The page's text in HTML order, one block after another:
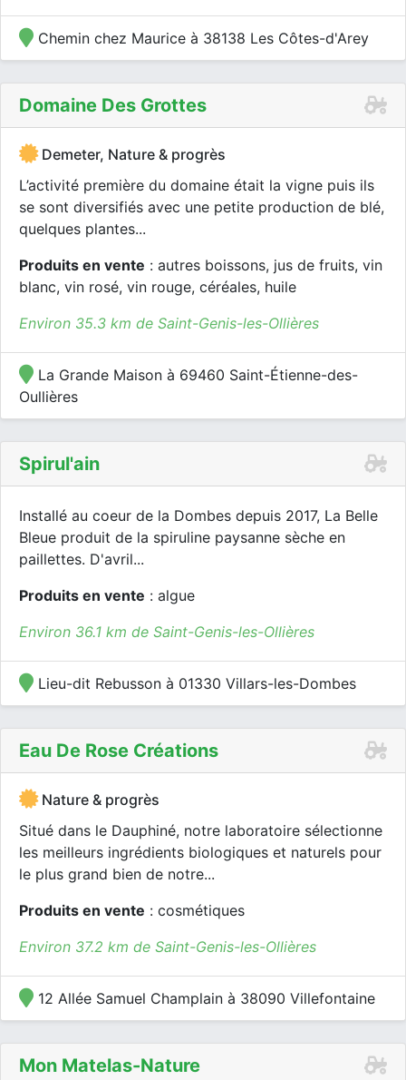
Chemin chez Maurice à 38138 Les Côtes-d'Arey
Domaine Des Grottes
Demeter, Nature & progrès
L’activité première du domaine était la vigne puis ils
se sont diversifiés avec une petite production de blé,
quelques plantes...
Produits en vente : autres boissons, jus de fruits, vin
blanc, vin rosé, vin rouge, céréales, huile
Environ 35.3 km de Saint-Genis-les-Ollières
La Grande Maison à 69460 Saint-Étienne-des-
Oullières
Spirul'ain
Installé au coeur de la Dombes depuis 2017, La Belle
Bleue produit de la spiruline paysanne sèche en
paillettes. D'avril...
Produits en vente : algue
Environ 36.1 km de Saint-Genis-les-Ollières
Lieu-dit Rebusson à 01330 Villars-les-Dombes
Eau De Rose Créations
Nature & progrès
Situé dans le Dauphiné, notre laboratoire sélectionne
les meilleurs ingrédients biologiques et naturels pour
le plus grand bien de notre...
Produits en vente : cosmétiques
Environ 37.2 km de Saint-Genis-les-Ollières
12 Allée Samuel Champlain à 38090 Villefontaine
Mon Matelas-Nature